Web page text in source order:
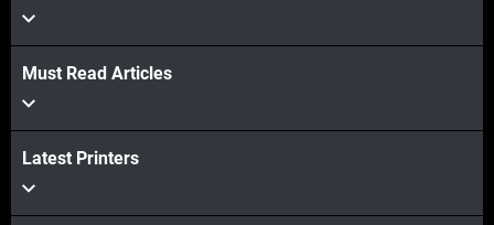
Must Read Articles
Latest Printers